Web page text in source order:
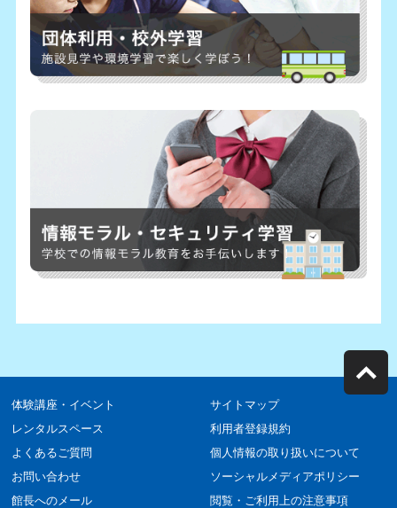
体験講座・イベント
レンタルスペース
よくあるご質問
お問い合わせ
館長へのメール
サイトマップ
利用者登録規約
個人情報の取り扱いについて
ソーシャルメディアポリシー
閲覧・ご利用上の注意事項